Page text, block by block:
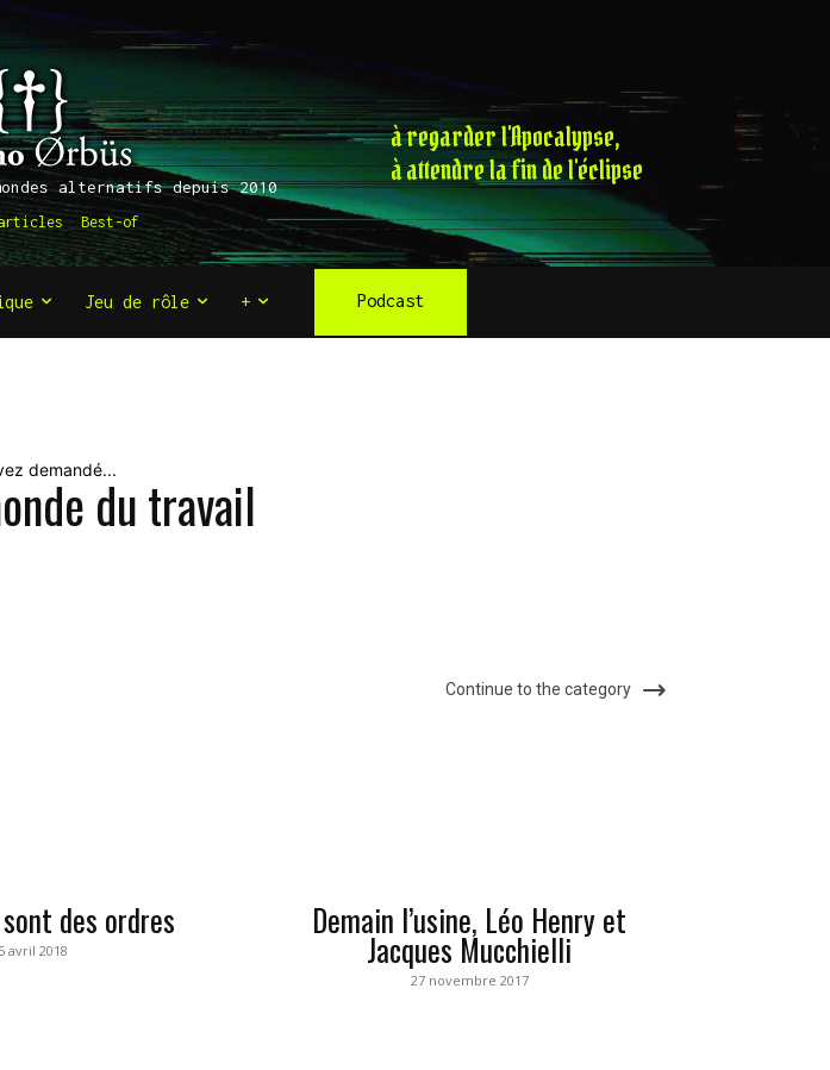
alternatifs depuis 2010
Best-of
à regarder l'Apocalypse,
à attendre la fin de l'éclipse
Jeu de rôle + Podcast
demandé...du travail
Continue to the category
des ordres
avril 2018
Demain l’usine, Léo Henry et
Jacques Mucchielli
27 novembre 2017